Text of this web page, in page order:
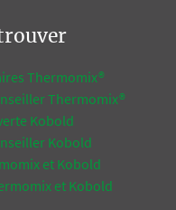
Thermomix®
Thermomix®
Kobold
Kobold
et Kobold
et Kobold